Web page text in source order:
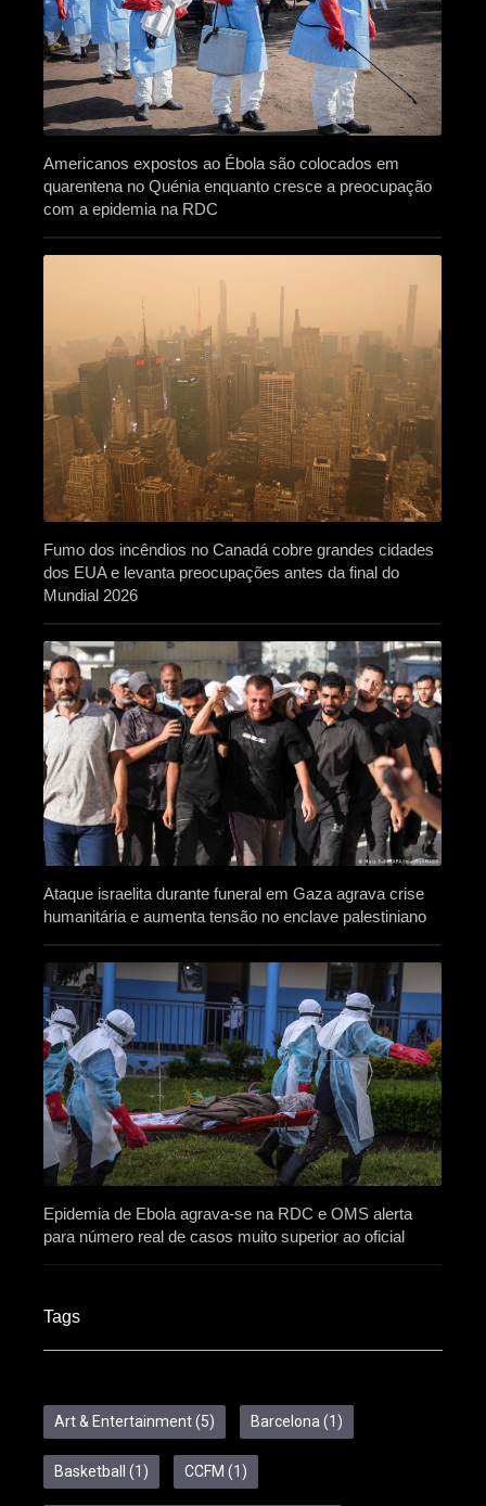
Americanos expostos ao Ébola são colocados em
quarentena no Quénia enquanto cresce a preocupação
com a epidemia na RDC
Fumo dos incêndios no Canadá cobre grandes cidades
dos EUA e levanta preocupações antes da final do
Mundial 2026
Ataque israelita durante funeral em Gaza agrava crise
humanitária e aumenta tensão no enclave palestiniano
Epidemia de Ebola agrava-se na RDC e OMS alerta
para número real de casos muito superior ao oficial
Tags
Art & Entertainment(5) Barcelona (1)
Basketball (1) CCFM (1)